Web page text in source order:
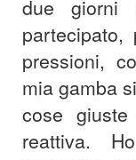
due giorni
pressioni,
mia gamba
cose
reattiva.